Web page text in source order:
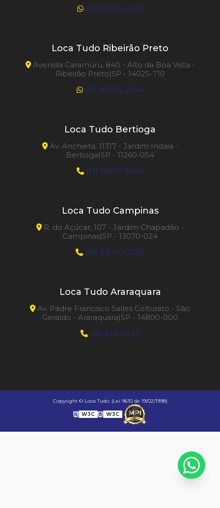
(11) 99796-4545
Loca Tudo Ribeirão Preto
Avenida Caramuru, 840 - Alto da Boa Vista -
Ribeirão Preto|SP - 14025-710
(16) 99626-2854
Loca Tudo Bertioga
Av. Anchieta, 11317 - Jardim Indaia -
Bertioga|SP - 11260-054
(13) 99617-8494
Loca Tudo Campinas
R. do Açúcar, 107 - Jardim Chapadão -
Campinas|SP - 13070-024
(19) 99770-2782
Loca Tudo Araraquara
Av. Padre Francisco Salles Colturato - São
Geraldo - Araraquara|SP - 14800-000
(16) 3311-6323
Copyright © Loca Tudo. (Lei 9610 de 19/02/1998)
W3C W3C